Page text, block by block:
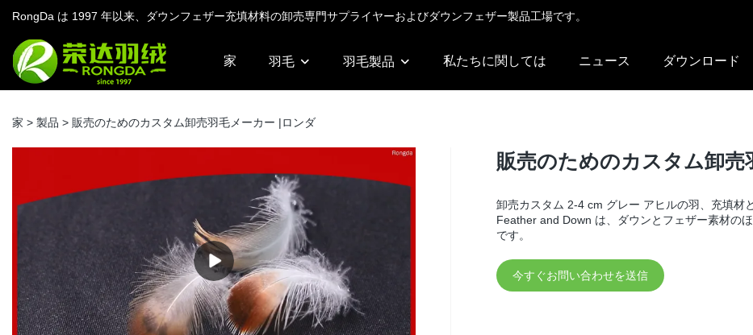
RongDa は 1997 年以来、ダウンフェザー充填材料の卸売専門サプライヤーおよびダウンフェザー製品工場です。
家 羽毛 羽毛製品 私たちに関しては ニュース ダウンロード
家 > 製品 > 販売のためのカスタム卸売羽毛メーカー |ロンダ
販売のためのカスタム卸売
卸売カスタム 2-4 cm グレー アヒルの羽、充填材
Feather and Down は、ダウンとフェザー素材の
です。
今すぐお問い合わせを送信